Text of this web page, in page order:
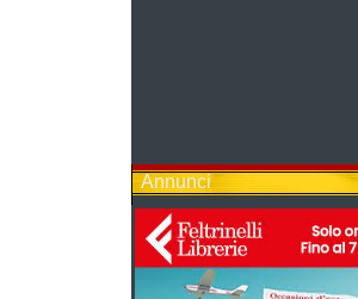
Annunci